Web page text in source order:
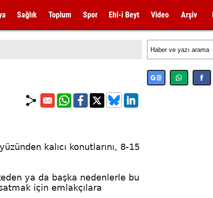
Sağlık Toplum Spor Ehl-i Beyt Video Arşiv
kalıcı konutlarını, 8-15
ya da başka nedenlerle bu
için emlakçılara